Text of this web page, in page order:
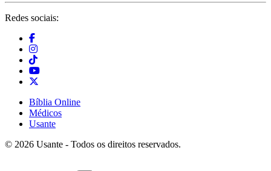
Redes sociais:
Bíblia Online
Médicos
Usante
© 2026 Usante - Todos os direitos reservados.